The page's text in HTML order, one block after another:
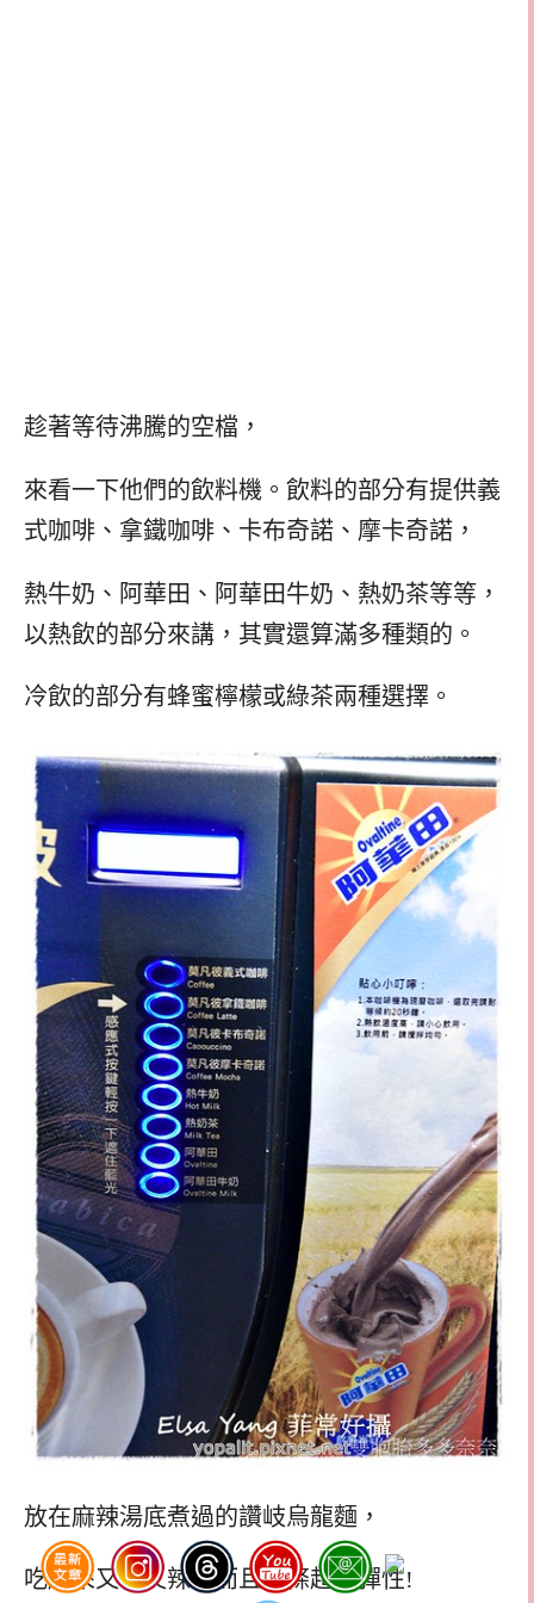
趁著等待沸騰的空檔，
來看一下他們的飲料機。飲料的部分有提供義
式咖啡、拿鐵咖啡、卡布奇諾、摩卡奇諾，
熱牛奶、阿華田、阿華田牛奶、熱奶茶等等，
以熱飲的部分來講，其實還算滿多種類的。
冷飲的部分有蜂蜜檸檬或綠茶兩種選擇。
放在麻辣湯底煮過的讚岐烏龍麵，
吃起來又香又辣，而且麵條超有彈性!